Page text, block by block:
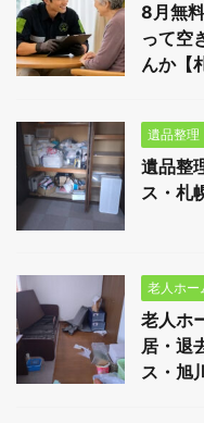
8月無
って空
んか【
遺品整理
遺品整
ス・札
老人ホー
老人ホ
居・退
ス・旭